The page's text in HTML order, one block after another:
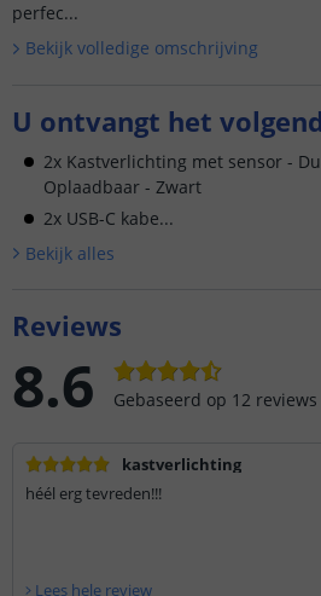
perfec...
Bekijk volledige omschrijving
U ontvangt het
2x Kastverlichting met sensor -
Oplaadbaar - Zwart
2x USB-C kabe...
Bekijk alles
Reviews
8.6 Gebaseerd op 12 reviews
kastverlichting
héél erg tevreden!!!
Lees hele review